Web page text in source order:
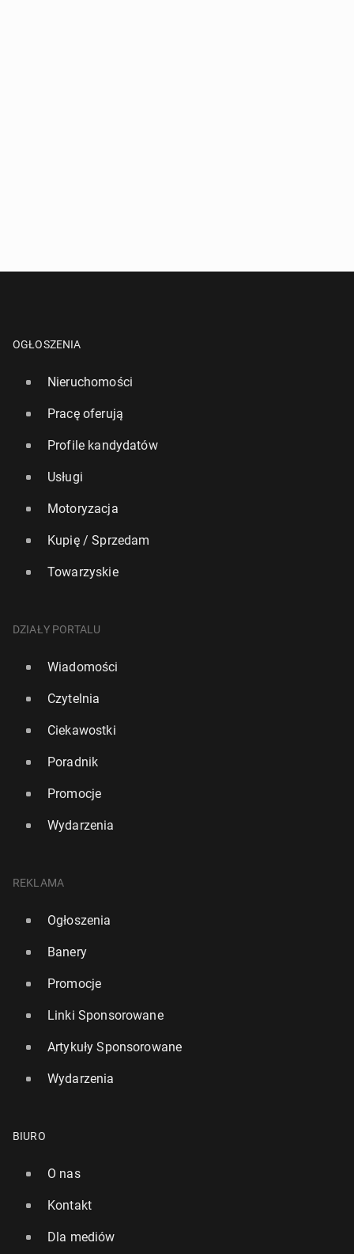
OGŁOSZENIA
Nieruchomości
Pracę oferują
Profile kandydatów
Usługi
Motoryzacja
Kupię / Sprzedam
Towarzyskie
DZIAŁY PORTALU
Wiadomości
Czytelnia
Ciekawostki
Poradnik
Promocje
Wydarzenia
REKLAMA
Ogłoszenia
Banery
Promocje
Linki Sponsorowane
Artykuły Sponsorowane
Wydarzenia
BIURO
O nas
Kontakt
Dla mediów